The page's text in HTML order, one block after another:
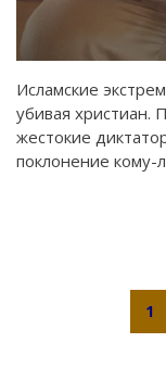
Исламские
убивая христиан.
жестокие
поклонение кому-
pagination
1